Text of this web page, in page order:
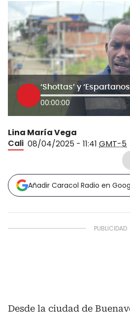
00:00:00
Lina María Vega
Cali 08/04/2025 - 11:41 GMT-5
Añadir Caracol Radio en
Desde la ciudad de